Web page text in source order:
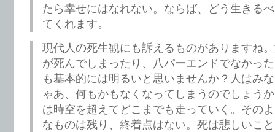
たら幸せにはなれない。ならば、どう生きる
てくれます。
現代人の死生観にも訴えるものがありますね
が死んでしまったり、八パーエンドでなかっ
も基本的には明るいと思いませんか？人はみ
ゃあ、何もかもなくなってしまうのでしょう
は時空を超えてどこまでも走っていく。その
なものは残り、終着点はない。死は悲しいこ